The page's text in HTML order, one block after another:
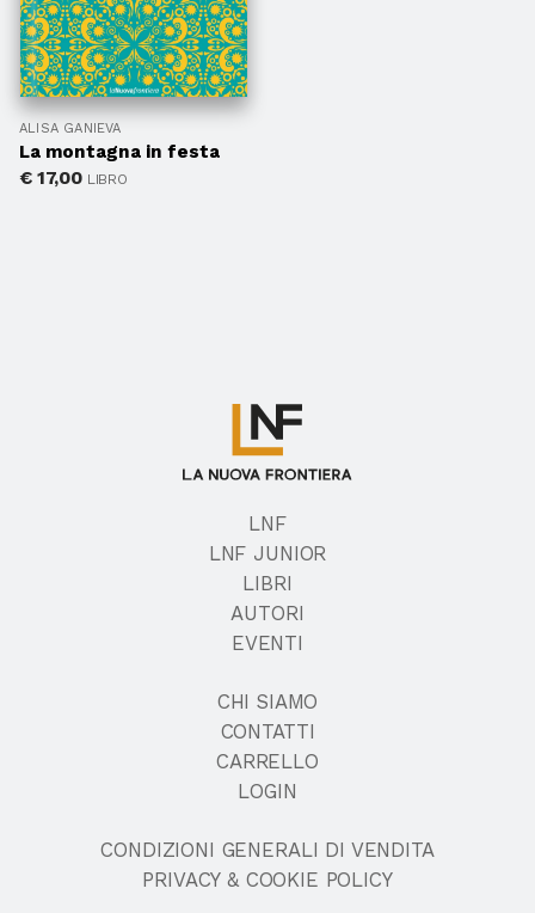
ALISA GANIEVA
La montagna in festa
€17,00 LIBRO
LNF
LNF JUNIOR
LIBRI
AUTORI
EVENTI
CHI SIAMO
CONTATTI
CARRELLO
LOGIN
CONDIZIONI GENERALI DI VENDITA
PRIVACY & COOKIE POLICY